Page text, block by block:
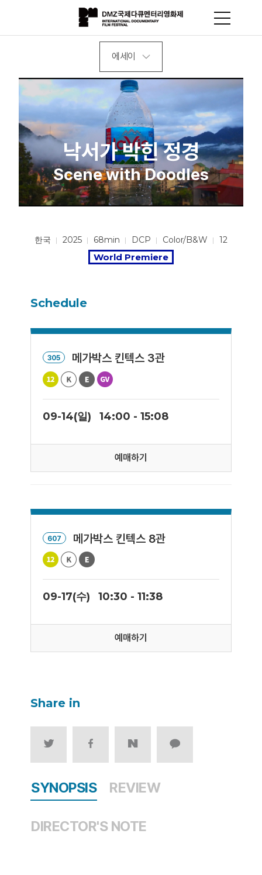
에세이
낙서가 박힌 정경
Scene with Doodles
한국 2025 68min DCP Color/B&W 12
World Premiere
SYNOPSIS REVIEW
DIRECTOR'S NOTE
Schedule
305 메가박스 킨텍스 3관
09-14(일) 14:00 - 15:08
예매하기
607 메가박스 킨텍스 8관
09-17(수) 10:30 - 11:38
예매하기
Share in